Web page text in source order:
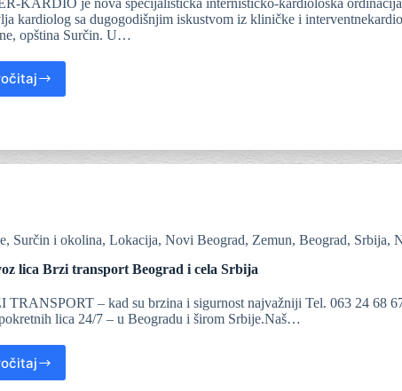
kardiolog sa dugogodišnjim iskustvom iz kliničke i
opština Surčin. U…
, Surčin i okolina, Lokacija, Novi Beograd, Zemun, Beograd, Srbija,
lica Brzi transport Beograd i cela Srbija
TRANSPORT – kad su brzina i sigurnost najvažniji Tel. 063 24 68
lica 24/7 – u Beogradu i širom Srbije.Naš…